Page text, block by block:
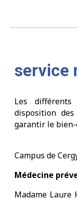
service
Les différents
disposition
garantir le
Campus de
Médecine
Madame Laure